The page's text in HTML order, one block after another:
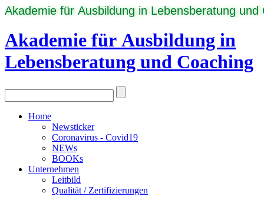
Akademie für Ausbildung in Lebensberatung und
Akademie für Ausbildung in
Lebensberatung und Coaching
Home
Newsticker
Coronavirus - Covid19
NEWs
BOOKs
Unternehmen
Leitbild
Qualität / Zertifizierungen